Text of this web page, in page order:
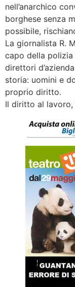
nell’anarchico
borghese senza
possibile,
La giornalista R.
capo della
direttori
storia: uomini e
proprio diritto.
Il diritto al